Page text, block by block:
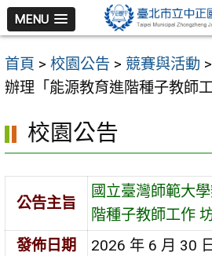
跳
至
主
要
容
區
MENU
首頁 > 校園公告 > 競賽與活動 >
辦理「能源教育進階種子教師工
校園公告
公告主旨
國立臺灣師範大
階種子教師工作 坊
發佈日期
2026 年 6 月 30 日